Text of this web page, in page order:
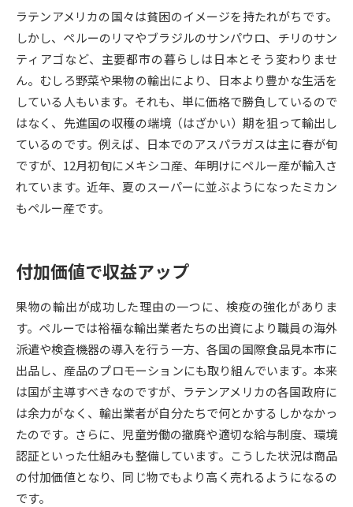
高等学校（情報）教員資格認定
試験
大学研究 大学検索
大学で学べる内容や特徴を調べる
新増設大学・学部・学科特集
国際・グローバルに強い大学特
デジタルパンフレット
新学年スタート号特集ページ
（高3生用）
新学年スタート号特集ページ
（高2生用）
SELFBRAND特集ページ
オープンキャンパスなどを調べる
オープンキャンパス検索 実施プログラムから探す
来場型・Web型イベント特集
ラテンアメリカの国々は貧困のイメージを持たれがちです。
しかし、ペルーのリマやブラジルのサンパウロ、チリのサン
ティアゴなど、主要都市の暮らしは日本とそう変わりませ
ん。むしろ野菜や果物の輸出により、日本より豊かな生活を
している人もいます。それも、単に価格で勝負しているので
はなく、先進国の収穫の端境（はざかい）期を狙って輸出し
ているのです。例えば、日本でのアスパラガスは主に春が旬
ですが、12月初旬にメキシコ産、年明けにペルー産が輸入さ
れています。近年、夏のスーパーに並ぶようになったミカン
もペルー産です。
付加価値で収益アップ
果物の輸出が成功した理由の一つに、検疫の強化がありま
す。ペルーでは裕福な輸出業者たちの出資により職員の海外
派遣や検査機器の導入を行う一方、各国の国際食品見本市に
出品し、産品のプロモーションにも取り組んでいます。本来
は国が主導すべきなのですが、ラテンアメリカの各国政府に
は余力がなく、輸出業者が自分たちで何とかするしかなかっ
たのです。さらに、児童労働の撤廃や適切な給与制度、環境
認証といった仕組みも整備しています。こうした状況は商品
の付加価値となり、同じ物でもより高く売れるようになるの
です。